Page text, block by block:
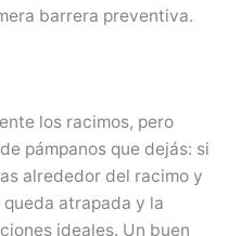
barrera preventiva.
los racimos, pero
pámpanos que dejás: si
alrededor del racimo y
atrapada y la
ideales. Un buen